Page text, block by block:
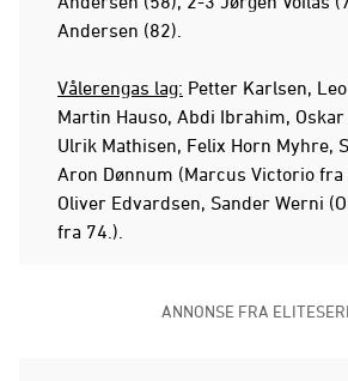
Andersen (82).
Vålerengas lag: Petter Karlsen,
Martin Hauso, Abdi Ibrahim,
Ulrik Mathisen, Felix Horn Myhre,
Aron Dønnum (Marcus Victorio fra
Oliver Edvardsen, Sander Werni
fra 74.).
ANNONSE FRA